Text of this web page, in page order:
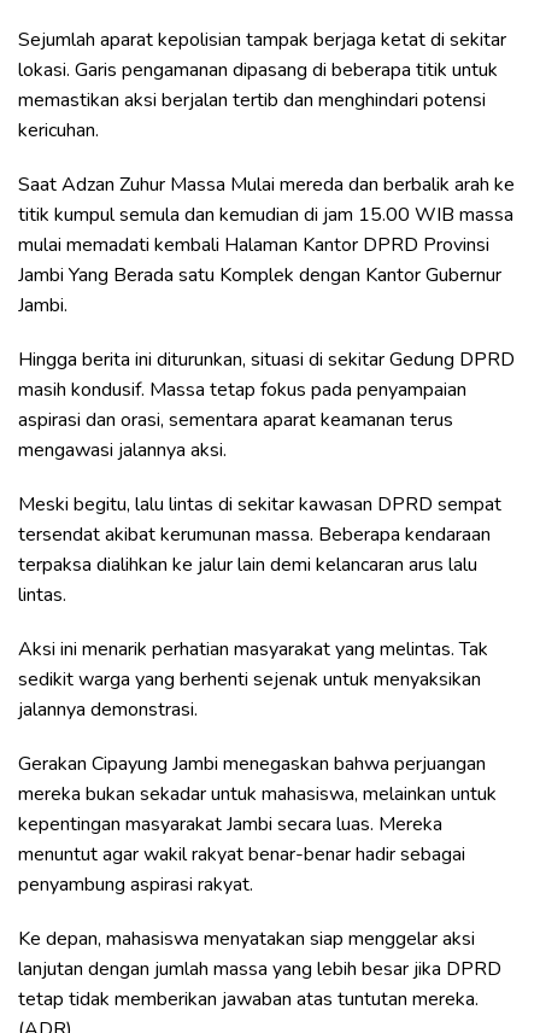
Sejumlah aparat kepolisian tampak berjaga ketat di sekitar
lokasi. Garis pengamanan dipasang di beberapa titik untuk
memastikan aksi berjalan tertib dan menghindari potensi
kericuhan.
Saat Adzan Zuhur Massa Mulai mereda dan berbalik arah ke
titik kumpul semula dan kemudian di jam 15.00 WIB massa
mulai memadati kembali Halaman Kantor DPRD Provinsi
Jambi Yang Berada satu Komplek dengan Kantor Gubernur
Jambi.
Hingga berita ini diturunkan, situasi di sekitar Gedung DPRD
masih kondusif. Massa tetap fokus pada penyampaian
aspirasi dan orasi, sementara aparat keamanan terus
mengawasi jalannya aksi.
Meski begitu, lalu lintas di sekitar kawasan DPRD sempat
tersendat akibat kerumunan massa. Beberapa kendaraan
terpaksa dialihkan ke jalur lain demi kelancaran arus lalu
lintas.
Aksi ini menarik perhatian masyarakat yang melintas. Tak
sedikit warga yang berhenti sejenak untuk menyaksikan
jalannya demonstrasi.
Gerakan Cipayung Jambi menegaskan bahwa perjuangan
mereka bukan sekadar untuk mahasiswa, melainkan untuk
kepentingan masyarakat Jambi secara luas. Mereka
menuntut agar wakil rakyat benar-benar hadir sebagai
penyambung aspirasi rakyat.
Ke depan, mahasiswa menyatakan siap menggelar aksi
lanjutan dengan jumlah massa yang lebih besar jika DPRD
tetap tidak memberikan jawaban atas tuntutan mereka.